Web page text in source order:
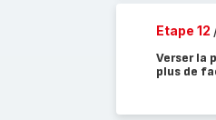
Etape 12
Verser la
plus de